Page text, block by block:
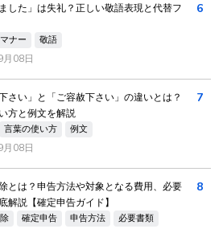
ました」は失礼？正しい敬語表現と代替フ
ナー 敬語
08日
6
さい」と「ご容赦下さい」の違いとは？
方と例文を解説
言葉の使い方 例文
08日
7
とは？申告方法や対象となる費用、必要
解説【確定申告ガイド】
確定申告 申告方法 必要書類
8